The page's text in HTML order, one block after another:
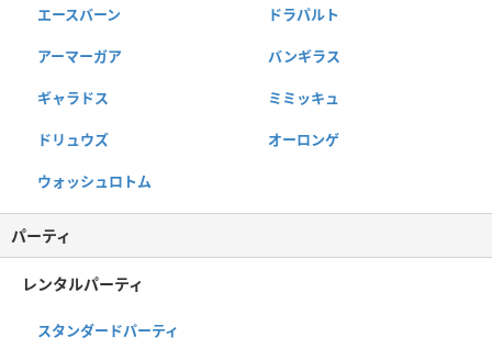
エースバーン ドラパルト
アーマーガア バンギラス
ギャラドス ミミッキュ
ドリュウズ オーロンゲ
ウォッシュロトム
パーティ
レンタルパーティ
スタンダードパーティ